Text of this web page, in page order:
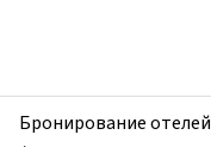
Amber
Hotel,
Бронирование отелей